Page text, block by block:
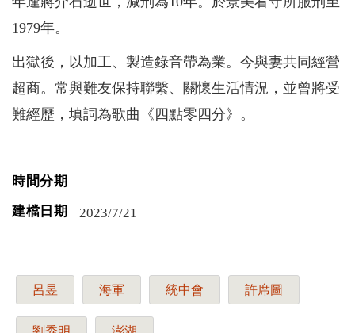
1979年。
出獄後，以加工、製造錄音帶為業。今與妻共同經營
超商。常與難友保持聯繫、關懷生活情況，並曾將受
難經歷，填詞為歌曲《四點零四分》。
時間分期
建檔日期
2023/7/21
呂昱 海軍 統中會 許席圖